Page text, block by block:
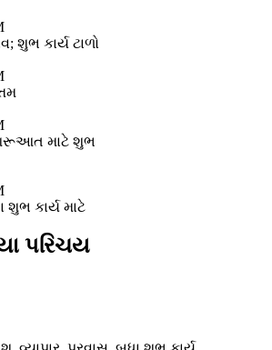
શુભ કાર્ય ટાળો
માટે શુભ
શુભ કાર્ય માટે
પરિચય